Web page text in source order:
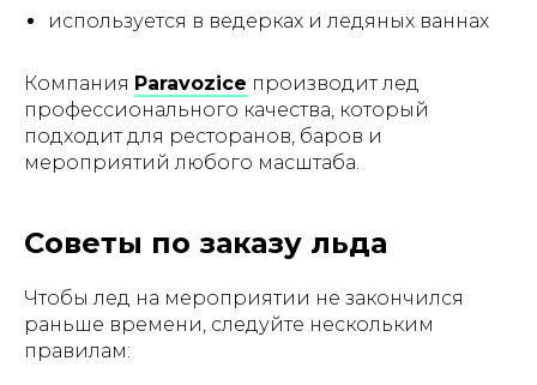
используется в ведерках и ледяных ваннах
Компания Paravozice производит лед
профессионального качества, который
подходит для ресторанов, баров и
мероприятий любого масштаба.
Советы по заказу льда
Чтобы лед на мероприятии не закончился
раньше времени, следуйте нескольким
правилам: